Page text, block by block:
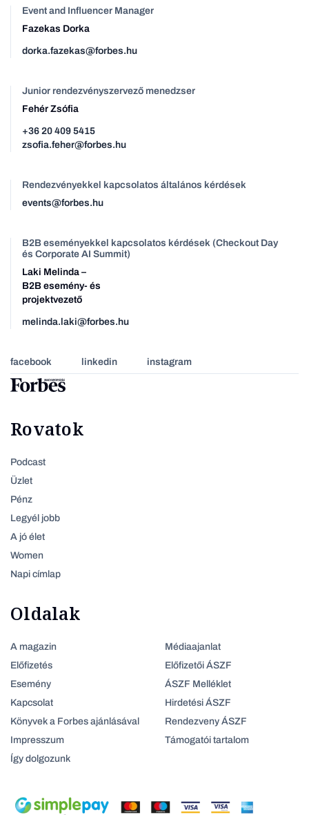
Event and Influencer Manager
Fazekas Dorka
dorka.fazekas@forbes.hu
Junior rendezvényszervező menedzser
Fehér Zsófia
+36 20 409 5415
zsofia.feher@forbes.hu
Rendezvényekkel kapcsolatos általános kérdések
events@forbes.hu
B2B eseményekkel kapcsolatos kérdések (Checkout Day
és Corporate AI Summit)
Laki Melinda –
B2B esemény- és
projektvezető
melinda.laki@forbes.hu
facebook linkedin instagram
Rovatok
Podcast
Üzlet
Pénz
Legyél jobb
A jó élet
Women
Napi címlap
Oldalak
A magazin
Előfizetés
Esemény
Kapcsolat
Könyvek a Forbes ajánlásával
Impresszum
Így dolgozunk
Médiaajanlat
Előfizetői ÁSZF
ÁSZF Melléklet
Hirdetési ÁSZF
Rendezveny ÁSZF
Támogatói tartalom